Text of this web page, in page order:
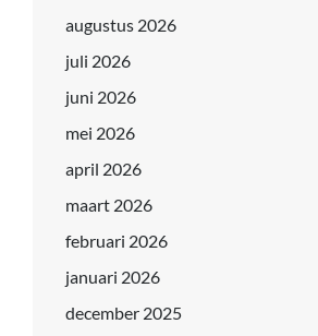
augustus 2026
juli 2026
juni 2026
mei 2026
april 2026
maart 2026
februari 2026
januari 2026
december 2025